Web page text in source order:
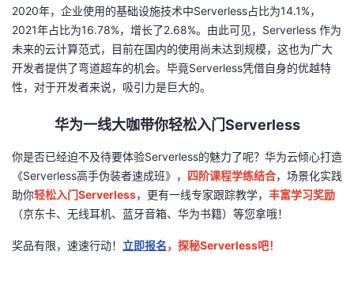
2020年，企业使用的基础设施技术中Serverless占比为14.1%，
2021年占比为16.78%，增长了2.68%。由此可见， Serverless 作为
未来的云计算范式，目前在国内的使用尚未达到规模，这也为广大
开发者提供了弯道超车的机会。毕竟Serverless凭借自身的优越特
性，对于开发者来说，吸引力是巨大的。
华为一线大咖带你轻松入门Serverless
你是否已经迫不及待要体验Serverless的魅力了呢？华为云倾心打造
《Serverless高手伪装者速成班》， 四阶课程学练结合，场景化实践
助你轻松入门Serverless，更有一线专家跟踪教学， 丰富学习奖励
（京东卡、无线耳机、蓝牙音箱、华为书籍）等您拿哦！
奖品有限，速速行动！ 立即报名，探秘Serverless吧！